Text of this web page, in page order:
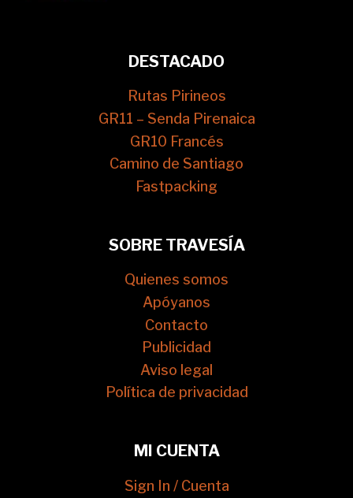
DESTACADO
Rutas Pirineos
GR11 – Senda Pirenaica
GR10 Francés
Camino de Santiago
Fastpacking
SOBRE TRAVESÍA
Quienes somos
Apóyanos
Contacto
Publicidad
Aviso legal
Política de privacidad
MI CUENTA
Sign In / Cuenta